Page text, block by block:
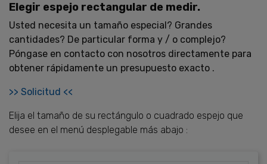
Elegir espejo rectangular de medir.
Usted necesita un tamaño especial? Grandes
cantidades? De particular forma y / o complejo?
Póngase en contacto con nosotros directamente para
obtener rápidamente un presupuesto exacto .
>> Solicitud <<
Elija el tamaño de su rectángulo o cuadrado espejo que
desee en el menú desplegable más abajo :